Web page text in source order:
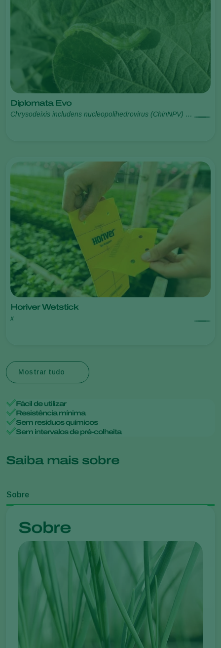
Diplomata Evo
Chrysodeixis includens nucleopolihedrovirus (ChinNPV) /
Horiver Wetstick
x
Mostrar tudo
Fácil de utilizar
Resistência mínima
Sem resíduos químicos
Sem intervalos de pré-colheita
Saiba mais sobre
Sobre
Sobre